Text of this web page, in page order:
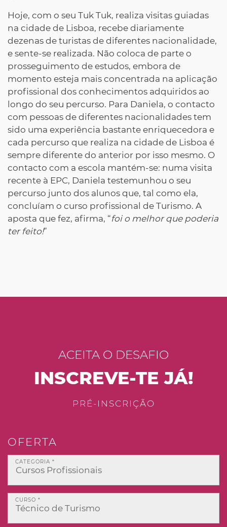
Hoje, com o seu Tuk Tuk, realiza visitas guiadas
na cidade de Lisboa, recebe diariamente
dezenas de turistas de diferentes nacionalidade,
e sente-se realizada. Não coloca de parte o
prosseguimento de estudos, embora de
momento esteja mais concentrada na aplicação
profissional dos conhecimentos adquiridos ao
longo do seu percurso. Para Daniela, o contacto
com pessoas de diferentes nacionalidades tem
sido uma experiência bastante enriquecedora e
cada percurso que realiza na cidade de Lisboa é
sempre diferente do anterior por isso mesmo. O
contacto com a escola mantém-se: numa visita
recente à EPC, Daniela testemunhou o seu
percurso junto dos alunos que, tal como ela,
concluíam o curso profissional de Turismo. A
aposta que fez, afirma, “foi o melhor que poderia
ter feito!”
ACEITA O DESAFIO
INSCREVE-TE JÁ!
PRÉ-INSCRIÇÃO
OFERTA
CATEGORIA *
CURSO *